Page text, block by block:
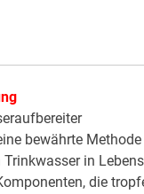
bewährte
in
die